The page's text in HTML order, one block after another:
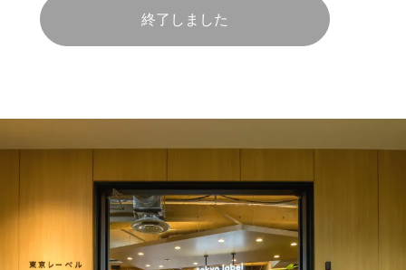
終了しました